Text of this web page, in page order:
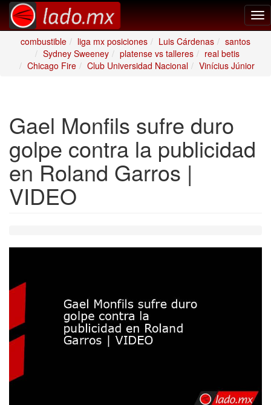
combustible
liga mx posiciones Luis Cárdenas
santos
Sydney Sweeney
platense vs talleres
real betis
Chicago Fire
Club Universidad Nacional Vinícius Júnior
Gael Monfils sufre duro
golpe contra la publicidad
en Roland Garros |
VIDEO